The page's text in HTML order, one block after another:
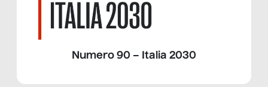
Numero 90 – Italia 2030